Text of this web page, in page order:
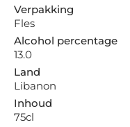
Verpakking
Fles
Alcohol percentage
13.0
Land
Libanon
Inhoud
75cl